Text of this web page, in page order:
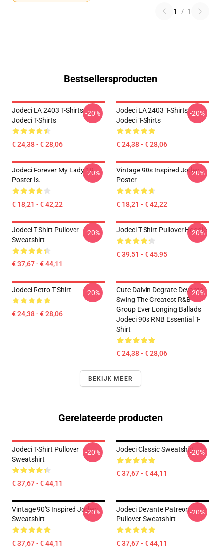
1 / 1
Bestsellersproducten
Jodeci LA 2403 T-Shirts
Jodeci T-Shirts
€ 24,38 - € 28,06
-20%
Jodeci LA 2403 T-Shirts
Jodeci T-Shirts
€ 24,38 - € 28,06
-20%
Jodeci Forever My Lady 19
Poster Is.
€ 18,21 - € 42,22
-20%
Vintage 90s Inspired Jodeci
Poster
€ 18,21 - € 42,22
-20%
Jodeci T-Shirt Pullover
Sweatshirt
€ 37,67 - € 44,11
-20% Jodeci T-Shirt Pullover Hoodie
€ 39,51 - € 45,95
-20%
Jodeci Retro T-Shirt
€ 24,38 - € 28,06
-20%
Cute Dalvin Degrate Devante
Swing The Greatest R&B
Group Ever Longing Ballads
Jodeci 90s RNB Essential T-
Shirt
€ 24,38 - € 28,06
-20%
BEKIJK MEER
Gerelateerde producten
Jodeci T-Shirt Pullover
Sweatshirt
€ 37,67 - € 44,11
-20% Jodeci Classic Sweatshirt
€ 37,67 - € 44,11
-20%
Vintage 90's Inspired Jodeci
Sweatshirt
€ 37,67 - € 44,11
-20%
Jodeci Devante Patreon
Pullover Sweatshirt
€ 37,67 - € 44,11
-20%